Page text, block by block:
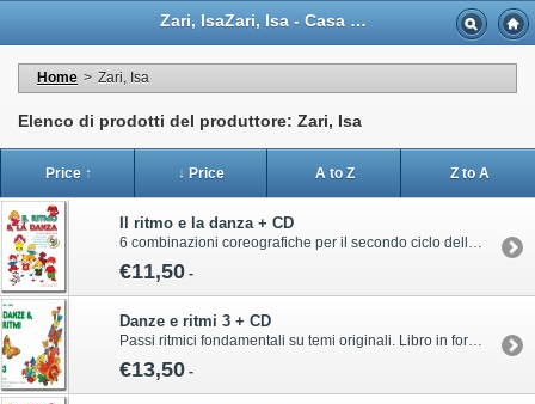
Zari, IsaZari, Isa - Casa Musicale Eco
Home > Zari, Isa
Elenco di prodotti del produttore: Zari, Isa
Price ↑ ↓ Price A to Z Z to A
Il ritmo e la danza + CD
6 combinazioni coreografiche per il secondo ciclo della scuola primaria e la scuola media. Libro in formato A5 di 40 pagine con CD Per informazioni sull’acquisto di questa pubblicazione contattare il servizio clienti Volonté & Co:ordini@volonte-co.comTel: 02/45473285 - Fax: 02/36596796
€11,50 -
Danze e ritmi 3 + CD
Passi ritmici fondamentali su temi originali. Libro in formato B5 di 64 pagine con CDPer informazioni sull’acquisto di questa pubblicazione contattare il servizio clienti Volonté & Co:ordini@volonte-co.comTel: 02/45473285 - Fax: 02/36596796
€13,50 -